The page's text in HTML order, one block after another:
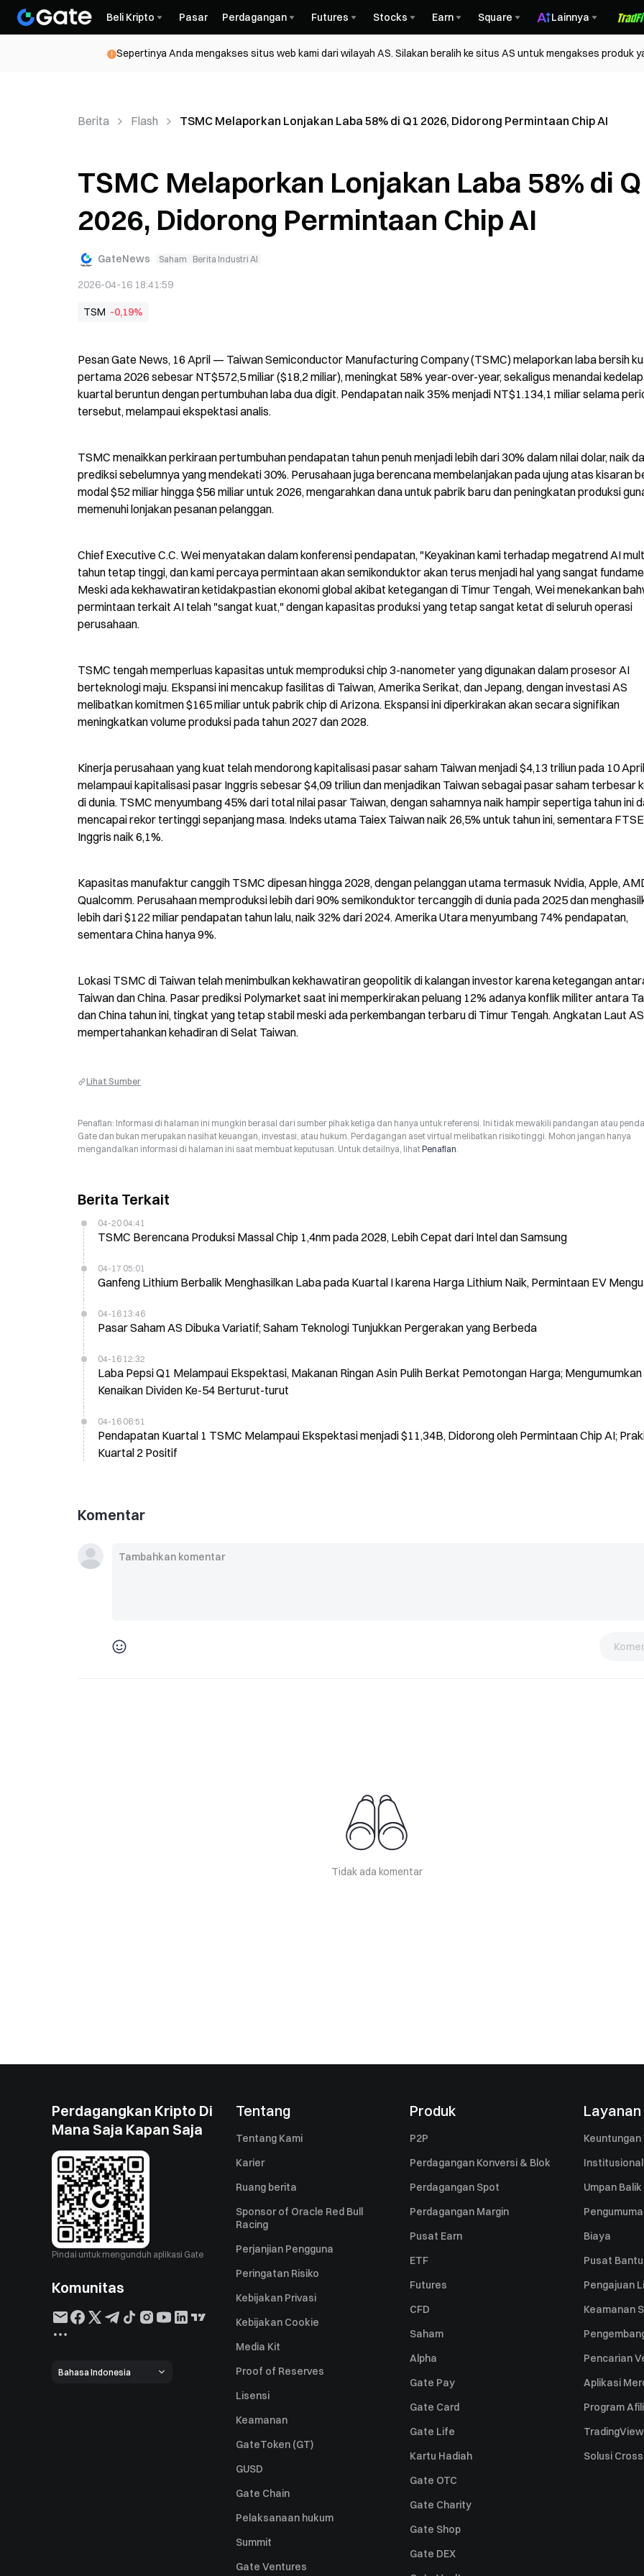
Beli Kripto Pasar Perdagangan Futures Stocks Earn Square Lainnya
Sepertinya Anda mengakses situs web kami dari wilayah AS. Silakan beralih ke situs AS untuk mengakses produk
Berita Flash TSMC Melaporkan Lonjakan Laba 58% di Q1 2026, Didorong Permintaan Chip AI
TSMC Melaporkan Lonjakan Laba 58% di
2026, Didorong Permintaan Chip AI
GateNews Saham Berita Industri AI
2026-04-16 18:41:59
TSM -0,19%
Pesan Gate News, 16 April — Taiwan Semiconductor Manufacturing Company (TSMC) melaporkan laba bersih
pertama 2026 sebesar NT$572,5 miliar ($18,2 miliar), meningkat 58% year-over-year, sekaligus menandai
kuartal beruntun dengan pertumbuhan laba dua digit. Pendapatan naik 35% menjadi NT$1.134,1 miliar selama
tersebut, melampaui ekspektasi analis.
TSMC menaikkan perkiraan pertumbuhan pendapatan tahun penuh menjadi lebih dari 30% dalam nilai dolar, naik
prediksi sebelumnya yang mendekati 30%. Perusahaan juga berencana membelanjakan pada ujung atas kisaran
modal $52 miliar hingga $56 miliar untuk 2026, mengarahkan dana untuk pabrik baru dan peningkatan produksi
memenuhi lonjakan pesanan pelanggan.
Chief Executive C.C. Wei menyatakan dalam konferensi pendapatan, "Keyakinan kami terhadap megatrend AI
tahun tetap tinggi, dan kami percaya permintaan akan semikonduktor akan terus menjadi hal yang sangat
Meski ada kekhawatiran ketidakpastian ekonomi global akibat ketegangan di Timur Tengah, Wei menekankan
permintaan terkait AI telah "sangat kuat," dengan kapasitas produksi yang tetap sangat ketat di seluruh operasi
perusahaan.
TSMC tengah memperluas kapasitas untuk memproduksi chip 3-nanometer yang digunakan dalam prosesor AI
berteknologi maju. Ekspansi ini mencakup fasilitas di Taiwan, Amerika Serikat, dan Jepang, dengan investasi AS
melibatkan komitmen $165 miliar untuk pabrik chip di Arizona. Ekspansi ini diperkirakan akan secara signifikan
meningkatkan volume produksi pada tahun 2027 dan 2028.
Kinerja perusahaan yang kuat telah mendorong kapitalisasi pasar saham Taiwan menjadi $4,13 triliun pada 10
melampaui kapitalisasi pasar Inggris sebesar $4,09 triliun dan menjadikan Taiwan sebagai pasar saham terbesar
di dunia. TSMC menyumbang 45% dari total nilai pasar Taiwan, dengan sahamnya naik hampir sepertiga tahun ini
mencapai rekor tertinggi sepanjang masa. Indeks utama Taiex Taiwan naik 26,5% untuk tahun ini, sementara
Inggris naik 6,1%.
Kapasitas manufaktur canggih TSMC dipesan hingga 2028, dengan pelanggan utama termasuk Nvidia, Apple,
Qualcomm. Perusahaan memproduksi lebih dari 90% semikonduktor tercanggih di dunia pada 2025 dan
lebih dari $122 miliar pendapatan tahun lalu, naik 32% dari 2024. Amerika Utara menyumbang 74% pendapatan,
sementara China hanya 9%.
Lokasi TSMC di Taiwan telah menimbulkan kekhawatiran geopolitik di kalangan investor karena ketegangan
Taiwan dan China. Pasar prediksi Polymarket saat ini memperkirakan peluang 12% adanya konflik militer antara
dan China tahun ini, tingkat yang tetap stabil meski ada perkembangan terbaru di Timur Tengah. Angkatan Laut
mempertahankan kehadiran di Selat Taiwan.
Lihat Sumber
Penafian: Informasi di halaman ini mungkin berasal dari sumber pihak ketiga dan hanya untuk referensi. Ini tidak mewakili pandangan atau
Gate dan bukan merupakan nasihat keuangan, investasi, atau hukum. Perdagangan aset virtual melibatkan risiko tinggi. Mohon jangan hanya
mengandalkan informasi di halaman ini saat membuat keputusan. Untuk detailnya, lihatPenafian.
Berita Terkait
04-20 04:41
TSMC Berencana Produksi Massal Chip 1,4nm pada 2028, Lebih Cepat dari Intel dan Samsung
04-17 05:01
Ganfeng Lithium Berbalik Menghasilkan Laba pada Kuartal I karena Harga Lithium Naik, Permintaan EV
04-16 13:46
Pasar Saham AS Dibuka Variatif; Saham Teknologi Tunjukkan Pergerakan yang Berbeda
04-16 12:32
Laba Pepsi Q1 Melampaui Ekspektasi, Makanan Ringan Asin Pulih Berkat Pemotongan Harga; Mengumumkan
Kenaikan Dividen Ke-54 Berturut-turut
04-16 06:51
Pendapatan Kuartal 1 TSMC Melampaui Ekspektasi menjadi $11,34B, Didorong oleh Permintaan Chip AI;
Kuartal 2 Positif
Komentar
Tidak ada komentar
Perdagangkan Kripto Di
Mana Saja Kapan Saja
Pindai untuk mengunduh aplikasi Gate
Komunitas
Bahasa Indonesia
Tentang
Tentang Kami
Karier
Ruang berita
Sponsor of Oracle Red Bull
Racing
Perjanjian Pengguna
Peringatan Risiko
Kebijakan Privasi
Kebijakan Cookie
Media Kit
Proof of Reserves
Lisensi
Keamanan
GateToken (GT)
GUSD
Gate Chain
Pelaksanaan hukum
Summit
Gate Ventures
Produk
P2P
Perdagangan Konversi & Blok
Perdagangan Spot
Perdagangan Margin
Pusat Earn
ETF
Futures
CFD
Saham
Alpha
Gate Pay
Gate Card
Gate Life
Kartu Hadiah
Gate OTC
Gate Charity
Gate Shop
Gate DEX
Layanan
Keuntungan
Institusional
Umpan
Biaya
Pusat
Pengajuan
Keamanan
Pencarian
Aplikasi
Program
TradingView
Solusi